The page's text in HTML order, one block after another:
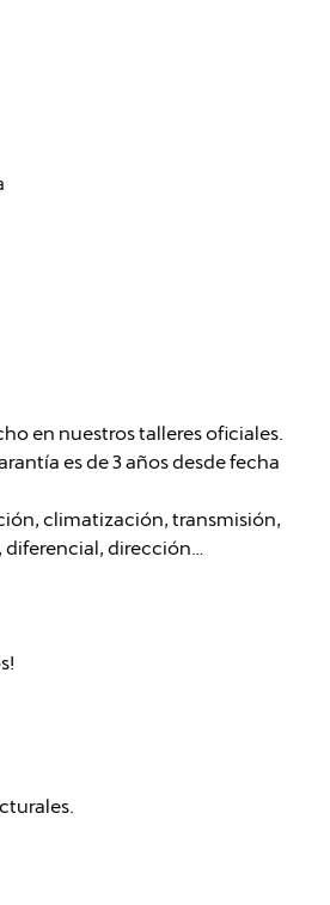
en nuestros talleres oficiales.
es de 3 años desde fecha
climatización, transmisión,
diferencial, dirección…